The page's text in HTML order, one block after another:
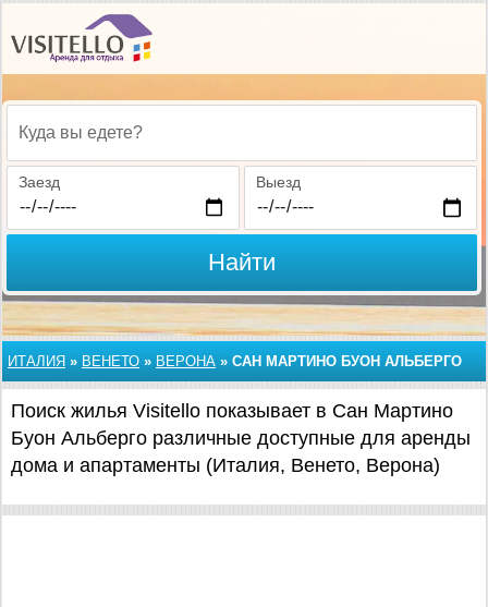
Куда вы едете?
Заезд Выезд
Найти
ИТАЛИЯ » ВЕНЕТО » ВЕРОНА » САН МАРТИНО БУОН АЛЬБЕРГО
Поиск жилья Visitello показывает в Сан Мартино
Буон Альберго различные доступные для аренды
дома и апартаменты (Италия, Венето, Верона)